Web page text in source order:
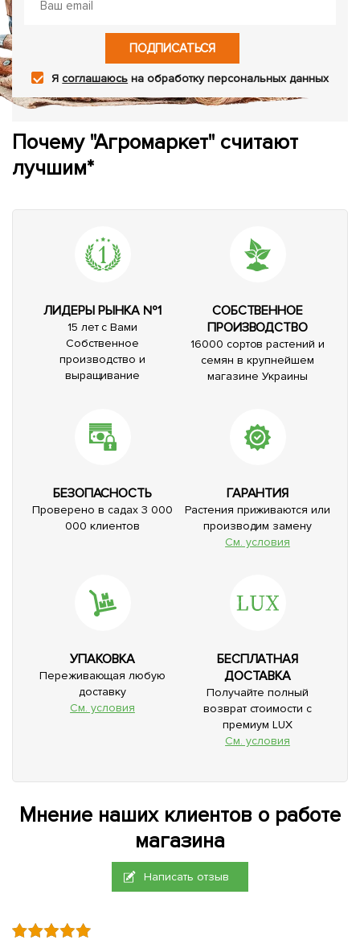
ПОДПИСАТЬСЯ
Ясоглашаюсь на обработку персональных данных
Почему "Агромаркет" считают
лучшим*
ЛИДЕРЫ РЫНКА №1
15 лет с Вами
Собственное
производство и
выращивание
СОБСТВЕННОЕ
ПРОИЗВОДСТВО
16000 сортов растений и
семян в крупнейшем
магазине Украины
БЕЗОПАСНОСТЬ
Проверено в садах 3 000
000 клиентов
ГАРАНТИЯ
Растения приживаются или
производим замену
См. условия
УПАКОВКА
Переживающая любую
доставку
См. условия
БЕСПЛАТНАЯ
ДОСТАВКА
Получайте полный
возврат стоимости с
премиум LUX
См. условия
Мнение наших клиентов о работе
магазина
Написать отзыв